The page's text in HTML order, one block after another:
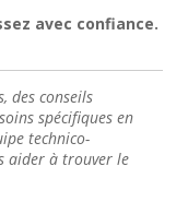
avec confiance.
des conseils
spécifiques en
technico-
aider à trouver le